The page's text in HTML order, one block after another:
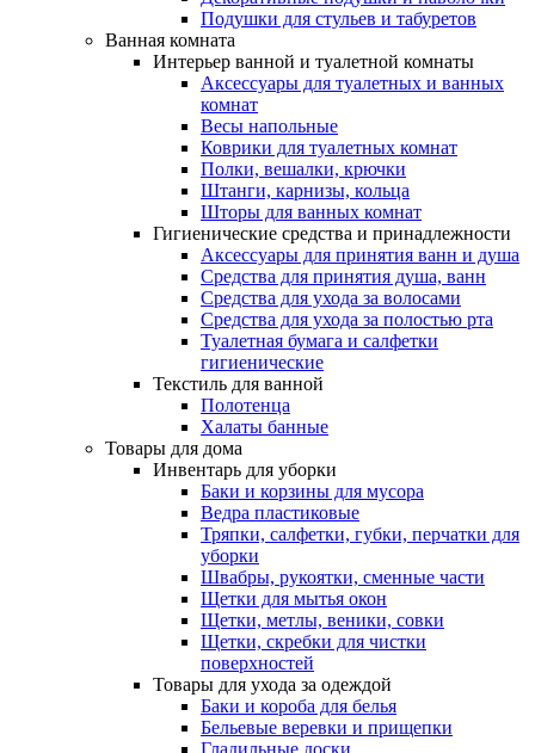
Подушки для стульев и табуретов
Ванная комната
Интерьер ванной и туалетной комнаты
Аксессуары для туалетных и ванных
комнат
Весы напольные
Коврики для туалетных комнат
Полки, вешалки, крючки
Штанги, карнизы, кольца
Шторы для ванных комнат
Гигиенические средства и принадлежности
Аксессуары для принятия ванн и душа
Средства для принятия душа, ванн
Средства для ухода за волосами
Средства для ухода за полостью рта
Туалетная бумага и салфетки
гигиенические
Текстиль для ванной
Полотенца
Халаты банные
Товары для дома
Инвентарь для уборки
Баки и корзины для мусора
Ведра пластиковые
Тряпки, салфетки, губки, перчатки для
уборки
Швабры, рукоятки, сменные части
Щетки для мытья окон
Щетки, метлы, веники, совки
Щетки, скребки для чистки
поверхностей
Товары для ухода за одеждой
Баки и короба для белья
Бельевые веревки и прищепки
Гладильные доски